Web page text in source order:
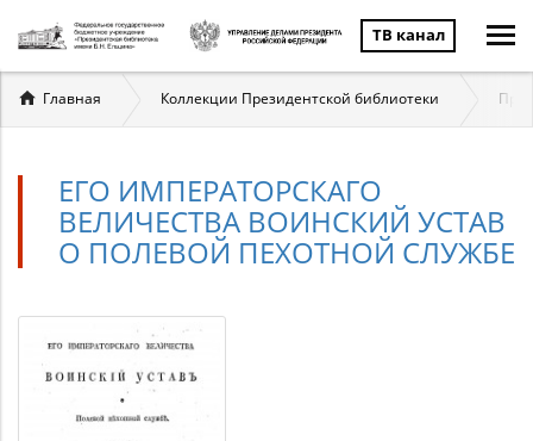
ТВ канал
Вы
здесь
Главная Коллекции Президентской библиотеки
ЕГО ИМПЕРАТОРСКАГО
ВЕЛИЧЕСТВА ВОИНСКИЙ УСТАВ
О ПОЛЕВОЙ ПЕХОТНОЙ СЛУЖБЕ